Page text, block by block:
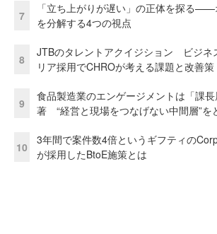
7
「立ち上がりが遅い」の正体を探る
を分解する4つの視点
8
JTBのタレントアクイジション ビジネ
リア採用でCHROが考える課題と改善策
9
食品製造業のエンゲージメントは「課
著 “経営と現場をつなげない中間層”を
10
3年間で案件数4倍というギフティの
が採用したBtoE施策とは